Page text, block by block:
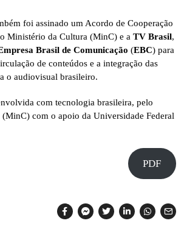
foi assinado um Acordo de Cooperação
Ministério da Cultura (MinC) e aTV Brasil,
Brasil de Comunicação (EBC) para
de conteúdos e a integração das
o audiovisual brasileiro.
com tecnologia brasileira, pelo
com o apoio da Universidade Federal
PDF